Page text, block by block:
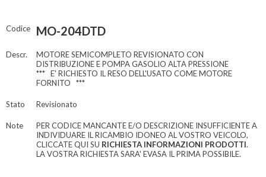
Codice MO-204DTD
Descr.
MOTORE SEMICOMPLETO REVISIONATO CON
DISTRIBUZIONE E POMPA GASOLIO ALTA PRESSIONE
*** E' RICHIESTO IL RESO DELL'USATO COME MOTORE
FORNITO ***
Stato Revisionato
Note
PER CODICE MANCANTE E/O DESCRIZIONE INSUFFICIENTE A
INDIVIDUARE IL RICAMBIO IDONEO AL VOSTRO VEICOLO,
CLICCATE QUI SU RICHIESTA INFORMAZIONI PRODOTTI.
LA VOSTRA RICHIESTA SARA' EVASA IL PRIMA POSSIBILE.